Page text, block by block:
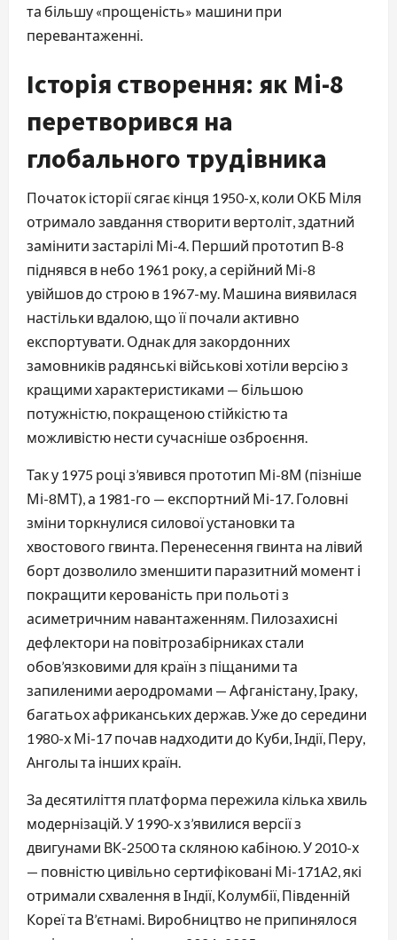
та більшу «прощеність» машини при
перевантаженні.
Історія створення: як Мі-8
перетворився на
глобального трудівника
Початок історії сягає кінця 1950-х, коли ОКБ Міля
отримало завдання створити вертоліт, здатний
замінити застарілі Мі-4. Перший прототип В-8
піднявся в небо 1961 року, а серійний Мі-8
увійшов до строю в 1967-му. Машина виявилася
настільки вдалою, що її почали активно
експортувати. Однак для закордонних
замовників радянські військові хотіли версію з
кращими характеристиками — більшою
потужністю, покращеною стійкістю та
можливістю нести сучасніше озброєння.
Так у 1975 році з’явився прототип Мі-8М (пізніше
Мі-8МТ), а 1981-го — експортний Мі-17. Головні
зміни торкнулися силової установки та
хвостового гвинта. Перенесення гвинта на лівий
борт дозволило зменшити паразитний момент і
покращити керованість при польоті з
асиметричним навантаженням. Пилозахисні
дефлектори на повітрозабірниках стали
обов’язковими для країн з піщаними та
запиленими аеродромами — Афганістану, Іраку,
багатьох африканських держав. Уже до середини
1980-х Мі-17 почав надходити до Куби, Індії, Перу,
Анголы та інших країн.
За десятиліття платформа пережила кілька хвиль
модернізацій. У 1990-х з’явилися версії з
двигунами ВК-2500 та скляною кабіною. У 2010-х
— повністю цивільно сертифіковані Мі-171А2, які
отримали схвалення в Індії, Колумбії, Південній
Кореї та В’єтнамі. Виробництво не припинялося